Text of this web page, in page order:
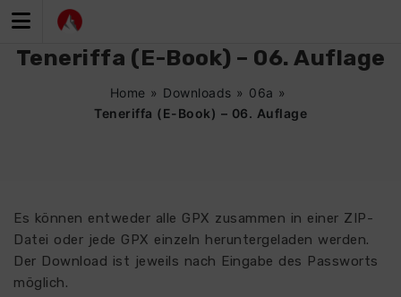
Inhalt
Teneriffa (E-Book) – 06. Auflage
Home » Downloads » 06a »
Teneriffa (E-Book) – 06. Auflage
Es können entweder alle GPX zusammen in einer ZIP-
Datei oder jede GPX einzeln heruntergeladen werden.
Der Download ist jeweils nach Eingabe des Passworts
möglich.